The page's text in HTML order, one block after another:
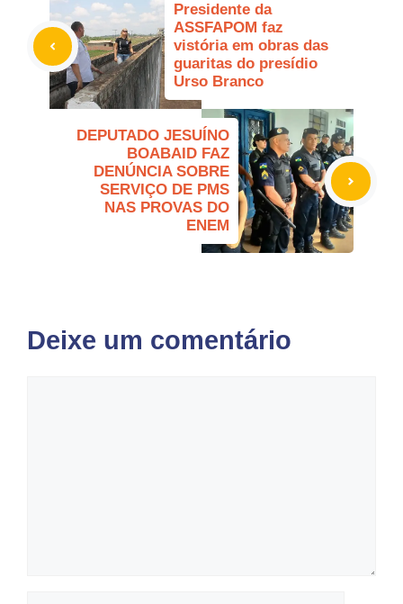
Presidente da
ASSFAPOM faz
vistória em obras das
guaritas do presídio
Urso Branco
DEPUTADO JESUÍNO
BOABAID FAZ
DENÚNCIA SOBRE
SERVIÇO DE PMS
NAS PROVAS DO
ENEM
Deixe um comentário